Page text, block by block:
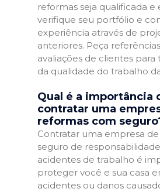
reformas seja qualificada e
verifique seu portfólio e
experiência através de
anteriores. Peça
avaliações de clientes para
da qualidade do trabalho
Qual é a importância
contratar uma
reformas com
Contratar uma empresa
seguro de
acidentes de trabalho é
proteger você e sua casa
acidentes ou danos